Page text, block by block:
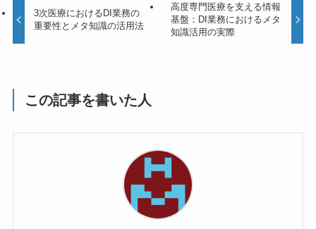
3次医療におけるDI業務の
重要性とメタ知識の活用法
高度専門医療を支える情報
基盤：DI業務におけるメタ
知識活用の実際
この記事を書いた人